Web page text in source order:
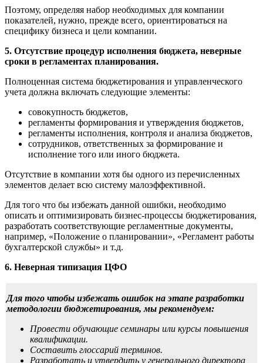
Поэтому, определяя набор необходимых для компании
показателей, нужно, прежде всего, ориентироваться на
специфику бизнеса и цели компании.
5. Отсутствие процедур исполнения бюджета, неверные
сроки в регламентах планирования.
Полноценная система бюджетирования и управленческого
учета должна включать следующие элементы:
совокупность бюджетов,
регламенты формирования и утверждения бюджетов,
регламенты исполнения, контроля и анализа бюджетов,
сотрудников, ответственных за формирование и
исполнение того или иного бюджета.
Отсутствие в компании хотя бы одного из перечисленных
элементов делает всю систему малоэффективной.
Для того что бы избежать данной ошибки, необходимо
описать и оптимизировать бизнес-процессы бюджетирования,
разработать соответствующие регламентные документы,
например, «Положение о планировании», «Регламент работы
бухгалтерской службы» и т.д.
6. Неверная типизация ЦФО
Для того чтобы избежать ошибок на этапе разработки
методологии бюджетирования, мы рекомендуем:
Провести обучающие семинары или курсы повышения
квалификации.
Составить глоссарий терминов.
Разработать и утвердить у генерального директора